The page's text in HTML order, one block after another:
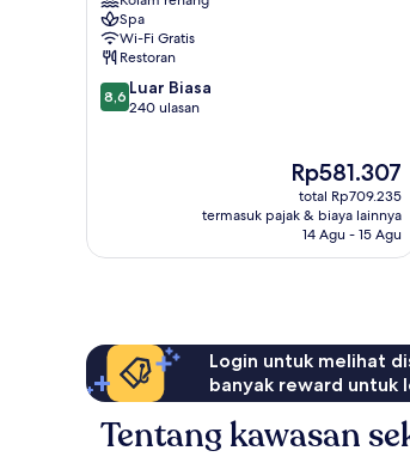
Spa
Wi-Fi Gratis
Restoran
8.6
dari
8,6 Luar Biasa
240 ulasan
Harga
sekarang
Rp581.307
Rp581.307
total Rp709.235
termasuk pajak & biaya lainnya
14 Agu - 15 Agu
Login untuk melihat
banyak reward untuk
Tentang kawasan